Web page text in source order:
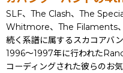
SLF、The Clash、The
Whitmore、The Filaments
続く系譜に属するスカコアバン
1996〜1997年に行われた
コーディングされた彼らのお